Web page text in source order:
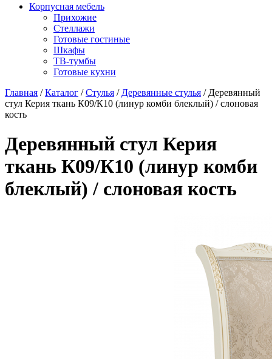
Корпусная мебель
Прихожие
Стеллажи
Готовые гостиные
Шкафы
ТВ-тумбы
Готовые кухни
Главная /Каталог /Стулья / Деревянные стулья / Деревянный
стул Керия ткань К09/К10 (линур комби блеклый) / слоновая
кость
Деревянный стул Керия
ткань К09/К10 (линур комби
блеклый) / слоновая кость